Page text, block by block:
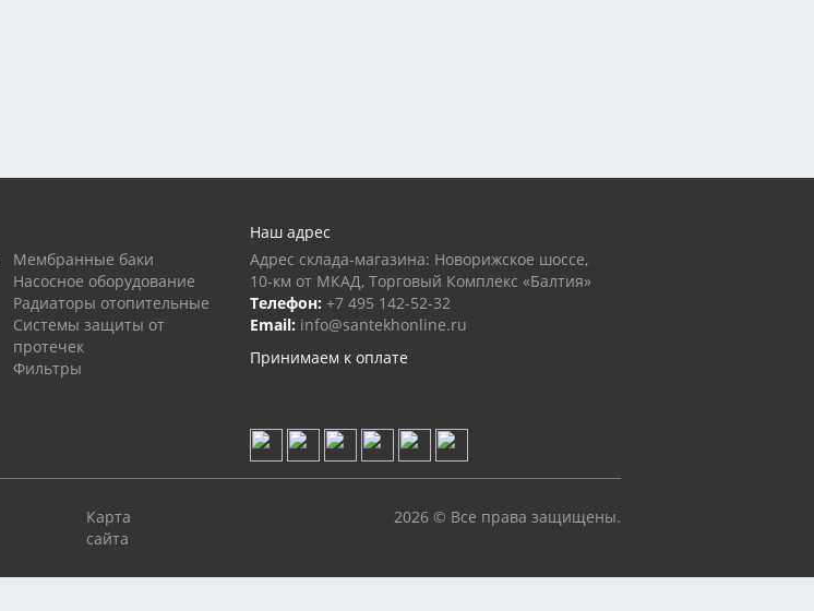
Мембранные баки
Насосное оборудование
Радиаторы отопительные
Системы защиты от
протечек
Фильтры
Наш адрес
Адрес склада-магазина: Новорижское шоссе,
10-км от МКАД, Торговый Комплекс «Балтия»
Телефон: +7 495 142-52-32
Email: info@santekhonline.ru
Принимаем к оплате
Карта
сайта
2026 © Все права защищены.